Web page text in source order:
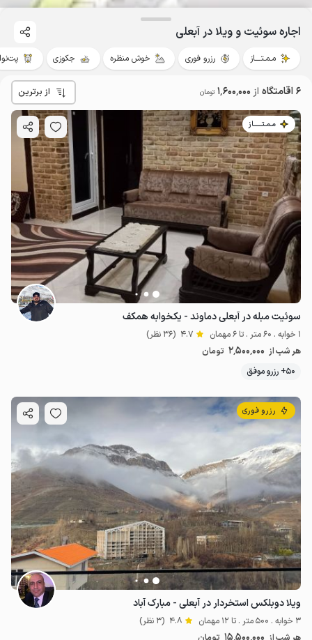
1.9 میلیون ت 4.2
اجاره سوئیت و ویلا در آبعلی
مـمـتــــاز رزرو فوری خوش منظره جکوزی
6 اقامتگاه از 1٬600٬000 تومان از برترین
مـمـتــــــاز
سوئیت مبله در آبعلی دماوند - یکخوابه همکف
1 خوابه . 60 متر . تا 6 مهمان 4.7 (36 نظر)
هر شب از 2٬500٬000 تومان
50+ رزرو موفق
رزرو فوری
ویلا دوبلکس استخردار در آبعلی - مبارک آباد
3 خوابه . 500 متر . تا 12 مهمان 4.8 (3 نظر)